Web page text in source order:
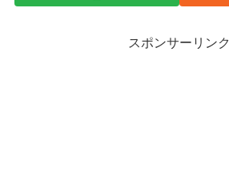
スポンサーリンク